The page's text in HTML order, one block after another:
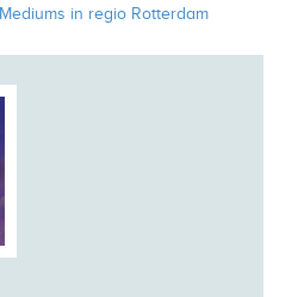
Mediums in regio Rotterdam